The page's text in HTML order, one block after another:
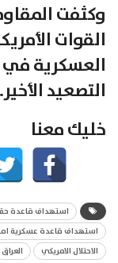
وكثفت
القوات
العسكرية
التصعيد الأخير.
خليك معنا
استهداف قاعدة
استهداف قاعدة عسكرية
الاحتلال الامريكي
العراق